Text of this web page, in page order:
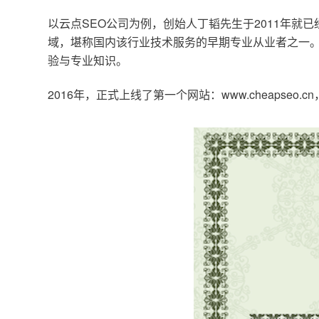
以云点SEO公司为例，创始人丁韬先生于2011年就
域，堪称国内该行业技术服务的早期专业从业者之一
验与专业知识。
2016年，正式上线了第一个网站：